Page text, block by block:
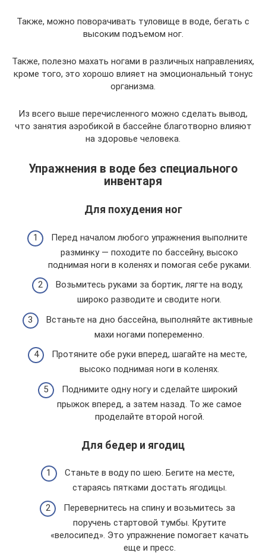
Также, можно поворачивать туловище в воде, бегать с
высоким подъемом ног.
Также, полезно махать ногами в различных направлениях,
кроме того, это хорошо влияет на эмоциональный тонус
организма.
Из всего выше перечисленного можно сделать вывод,
что занятия аэробикой в бассейне благотворно влияют
на здоровье человека.
Упражнения в воде без специального
инвентаря
Для похудения ног
Перед началом любого упражнения выполните
разминку — походите по бассейну, высоко
поднимая ноги в коленях и помогая себе руками.
Возьмитесь руками за бортик, лягте на воду,
широко разводите и сводите ноги.
Встаньте на дно бассейна, выполняйте активные
махи ногами попеременно.
Протяните обе руки вперед, шагайте на месте,
высоко поднимая ноги в коленях.
Поднимите одну ногу и сделайте широкий
прыжок вперед, а затем назад. То же самое
проделайте второй ногой.
Для бедер и ягодиц
Станьте в воду по шею. Бегите на месте,
стараясь пятками достать ягодицы.
Перевернитесь на спину и возьмитесь за
поручень стартовой тумбы. Крутите
«велосипед». Это упражнение помогает качать
еще и пресс.